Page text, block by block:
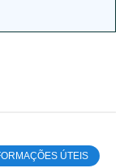
ÚTEIS